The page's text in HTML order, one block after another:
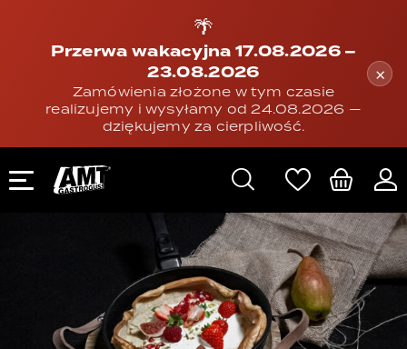
🌴
Przerwa wakacyjna 17.08.2026 –
23.08.2026
Zamówienia złożone w tym czasie
realizujemy i wysyłamy od 24.08.2026 —
dziękujemy za cierpliwość.
×